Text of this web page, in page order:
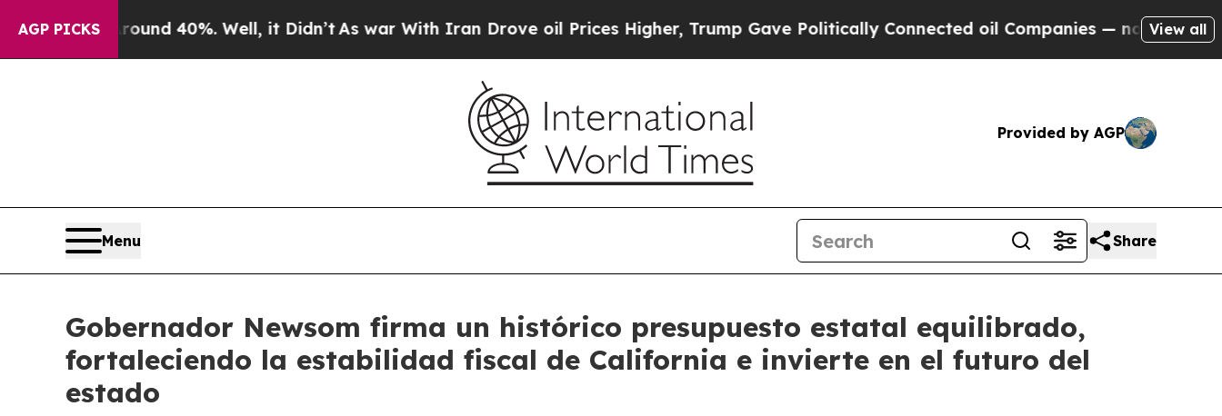
AGP PICKS
Around 40%. Well, it Didn’tAs war With Iran Drove oil Prices Higher, Trump Gave Politically Connected oil Companies — not Taxpayers — the
View all
Provided by AGP
Menu Share
Gobernador Newsom firma un histórico presupuesto estatal equilibrado,
fortaleciendo la estabilidad fiscal de California e invierte en el futuro del
estado